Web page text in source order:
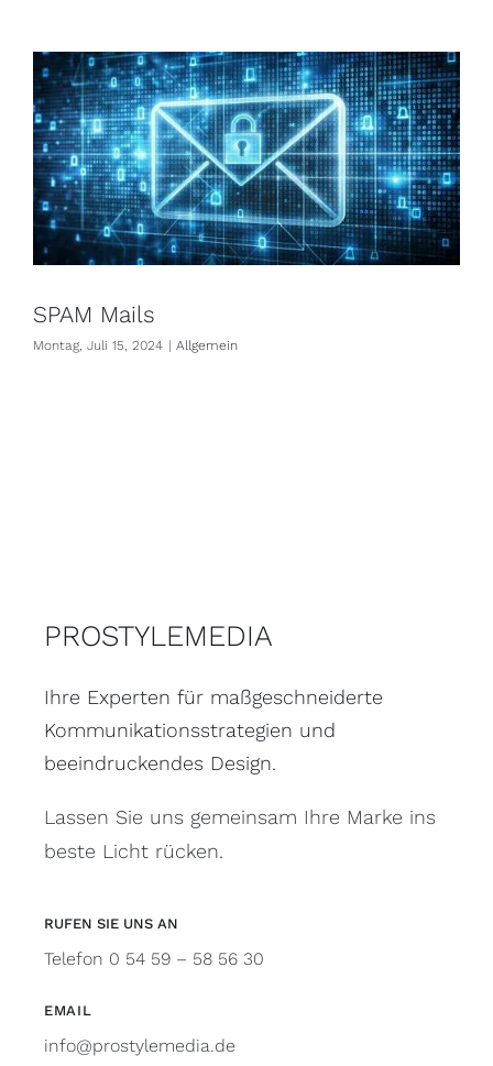
SPAM Mails
Montag, Juli 15, 2024 | Allgemein
PROSTYLEMEDIA
Ihre Experten für maßgeschneiderte
Kommunikationsstrategien und
beeindruckendes Design.
Lassen Sie uns gemeinsam Ihre Marke ins
beste Licht rücken.
RUFEN SIE UNS AN
Telefon 0 54 59 – 58 56 30
EMAIL
info@prostylemedia.de